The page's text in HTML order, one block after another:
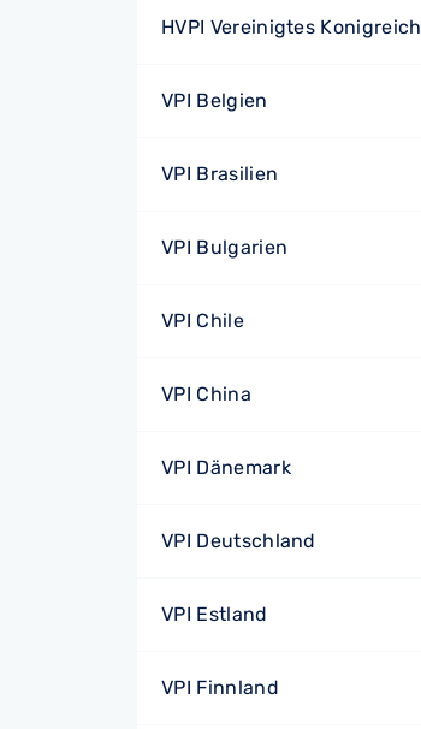
HVPI Vereinigtes Konigreich
VPI Belgien
VPI Brasilien
VPI Bulgarien
VPI Chile
VPI China
VPI Dänemark
VPI Deutschland
VPI Estland
VPI Finnland